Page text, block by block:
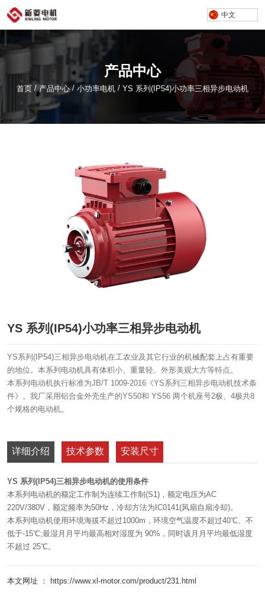
中文
产品中心
首页 / 产品中心 / 小功率电机 / YS 系列(IP54)小功率三相异步电动机
YS 系列(IP54)小功率三相异步电动机
YS系列(IP54)三相异步电动机在工农业及其它行业的机械配套上占有重要
的地位。本系列电动机具有体积小、重量轻、外形美观大方等特点。
本系列电动机执行标准为JB/T 1009-2016《YS系列三相异步电动机技术条
件》。我厂采用铝合金外壳生产的YS50和 YS56 两个机座号2极、4极共8
个规格的电动机。
详细介绍 技术参数 安装尺寸
YS 系列(IP54)三相异步电动机的使用条件
本系列电动机的额定工作制为连续工作制(S1)，额定电压为AC
220V/380V，额定频率为50Hz，冷却方法为IC0141(风扇自扇冷却)。
本系列电动机使用环境海拔不超过1000m，环境空气温度不超过40℃、不
低于-15℃;最湿月月平均最高相对湿度为 90%，同时该月月平均最低湿度
不超过 25℃。
本文网址 ： https://www.xl-motor.com/product/231.html